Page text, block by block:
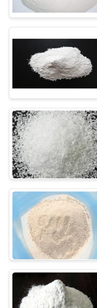
RECORRIDO
POR
LA
FÁBRICA
CONTROL
DE
CALIDAD
CONTACTA
CON
NOSOTROS
NOTICIAS
CASOS
DE
TRABAJO